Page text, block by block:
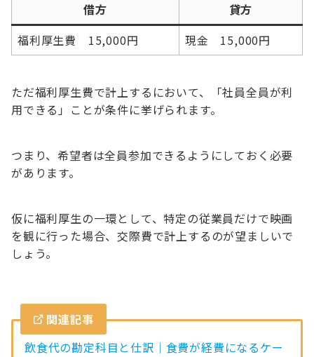
借方
貸方
福利厚生費 15,000円
現金 15,000円
ただ福利厚生費で計上するにおいて、「社員全員が利
用できる」ことが条件に挙げられます。
つまり、希望者は全員参加できるようにしておく必要
があります。
仮に福利厚生の一環として、特定の従業員だけで映画
を観に行った場合、交際費で計上するのが望ましいで
しょう。
関連記事
飲食代の勘定科目と仕訳｜食費が経費になるケー